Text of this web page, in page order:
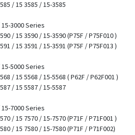
/ 15 3585 / 15-3585
3000 Series
/ 15 3590 / 15-3590 (P75F / P75F010 )
/ 15 3591 / 15-3591 (P75F / P75F013 )
5000 Series
/ 15 5568 / 15-5568 ( P62F / P62F001 )
/ 15 5587 / 15-5587
7000 Series
/ 15 7570 / 15-7570 (P71F / P71F001 )
/ 15 7580 / 15-7580 (P71F / P71F002)